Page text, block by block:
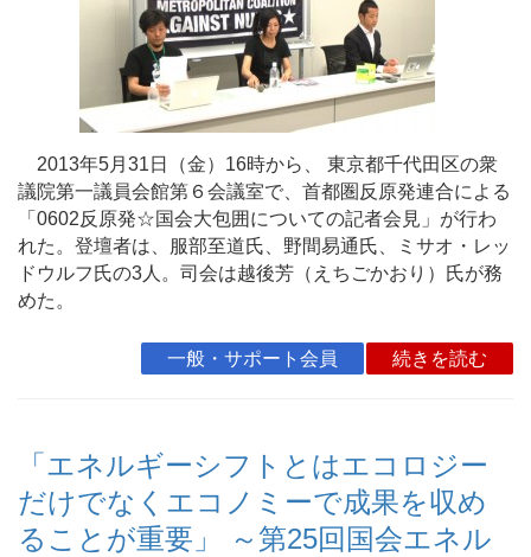
2013年5月31日（金）16時から、 東京都千代田区の衆
議院第一議員会館第６会議室で、首都圏反原発連合による
「0602反原発☆国会大包囲についての記者会見」が行わ
れた。登壇者は、服部至道氏、野間易通氏、ミサオ・レッ
ドウルフ氏の3人。司会は越後芳（えちごかおり）氏が務
めた。
一般・サポート会員 続きを読む
「エネルギーシフトとはエコロジー
だけでなくエコノミーで成果を収め
ることが重要」 ～第25回国会エネル